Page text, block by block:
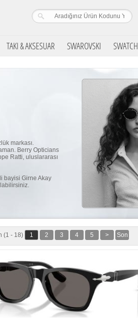
TAKI & AKSESUAR SWAROVSKI SWATCH
markası.
Berry Opticians
Ratti, uluslararası
bayisi Girne Akay
(1 - 18) 1 2 3 4 5 > Son